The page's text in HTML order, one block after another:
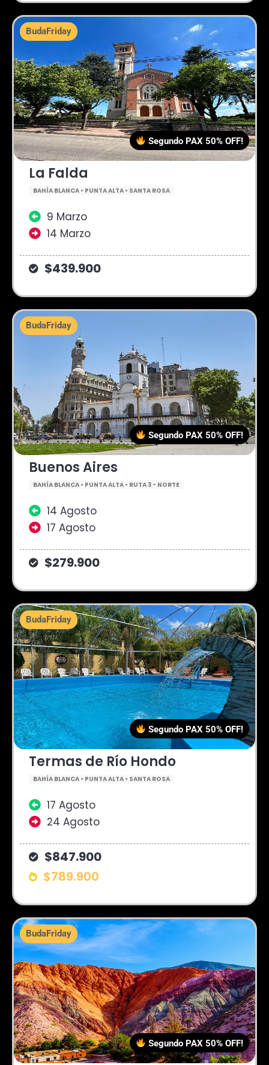
La Falda
BAHÍA BLANCA • PUNTA ALTA • SANTA ROSA
9 Marzo
14 Marzo
$439.900
BudaFriday
Segundo PAX 50% OFF!
Buenos Aires
BAHÍA BLANCA • PUNTA ALTA • RUTA 3 - NORTE
14 Agosto
17 Agosto
$279.900
BudaFriday
Segundo PAX 50% OFF!
Termas de Río Hondo
BAHÍA BLANCA • PUNTA ALTA • SANTA ROSA
17 Agosto
24 Agosto
$847.900
$789.900
BudaFriday
Segundo PAX 50% OFF!
BudaFriday
Segundo PAX 50% OFF!